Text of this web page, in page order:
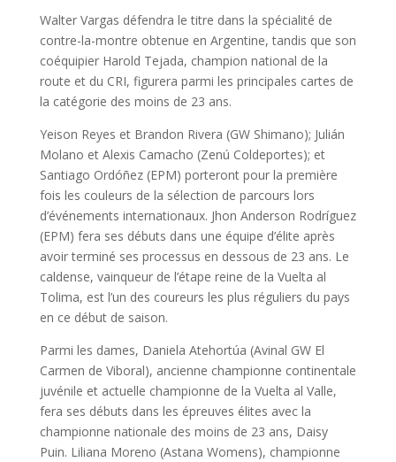
Walter Vargas défendra le titre dans la spécialité de
contre-la-montre obtenue en Argentine, tandis que son
coéquipier Harold Tejada, champion national de la
route et du CRI, figurera parmi les principales cartes de
la catégorie des moins de 23 ans.
Yeison Reyes et Brandon Rivera (GW Shimano); Julián
Molano et Alexis Camacho (Zenú Coldeportes); et
Santiago Ordóñez (EPM) porteront pour la première
fois les couleurs de la sélection de parcours lors
d’événements internationaux. Jhon Anderson Rodríguez
(EPM) fera ses débuts dans une équipe d’élite après
avoir terminé ses processus en dessous de 23 ans. Le
caldense, vainqueur de l’étape reine de la Vuelta al
Tolima, est l’un des coureurs les plus réguliers du pays
en ce début de saison.
Parmi les dames, Daniela Atehortúa (Avinal GW El
Carmen de Viboral), ancienne championne continentale
juvénile et actuelle championne de la Vuelta al Valle,
fera ses débuts dans les épreuves élites avec la
championne nationale des moins de 23 ans, Daisy
Puin. Liliana Moreno (Astana Womens), championne